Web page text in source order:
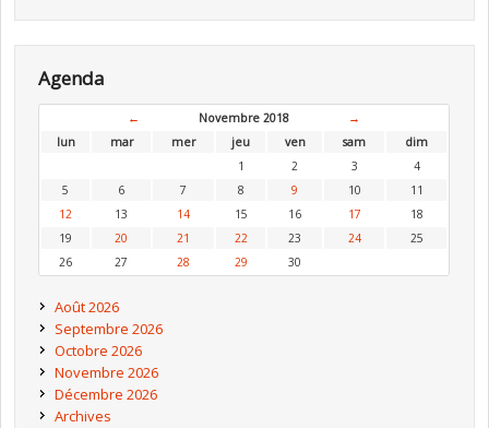
Agenda
← Novembre 2018
→
lun
mar mer jeu ven sam
dim
1
2 3
4
5
6 7 8 9 10
11
12
13 14 15 16 17
18
19
20 21 22 23 24
25
26
27 28 29 30
Août 2026
Septembre 2026
Octobre 2026
Novembre 2026
Décembre 2026
Archives